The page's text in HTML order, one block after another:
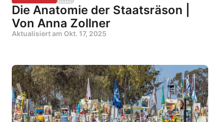
Die Anatomie der Staatsräson |
Von Anna Zollner
Aktualisiert am Okt. 17, 2025